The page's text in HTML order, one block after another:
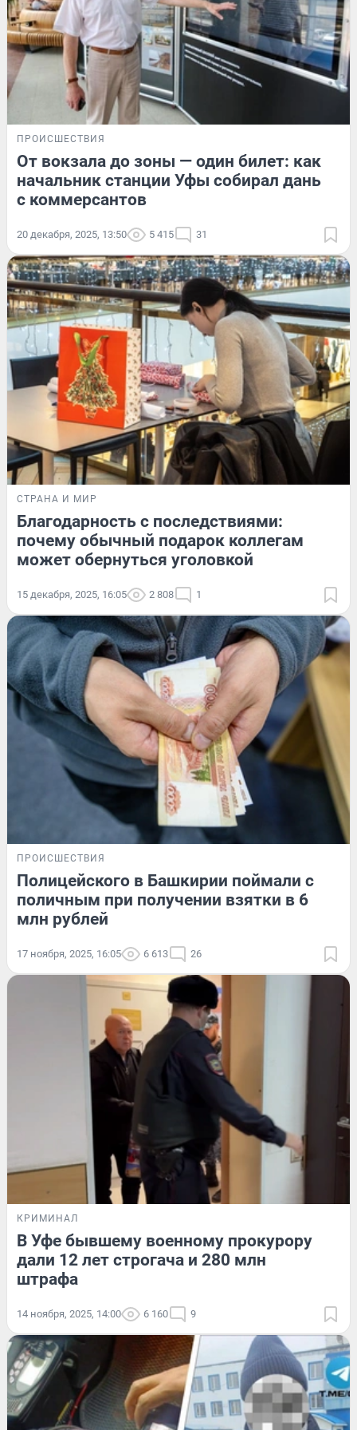
ПРОИСШЕСТВИЯ
От вокзала до зоны — один билет: как
начальник станции Уфы собирал дань
с коммерсантов
20 декабря, 2025, 13:50 5 415 31
СТРАНА И МИР
Благодарность с последствиями:
почему обычный подарок коллегам
может обернуться уголовкой
15 декабря, 2025, 16:05 2 808 1
ПРОИСШЕСТВИЯ
Полицейского в Башкирии поймали с
поличным при получении взятки в 6
млн рублей
17 ноября, 2025, 16:05 6 613 26
КРИМИНАЛ
В Уфе бывшему военному прокурору
дали 12 лет строгача и 280 млн
штрафа
14 ноября, 2025, 14:00 6 160 9